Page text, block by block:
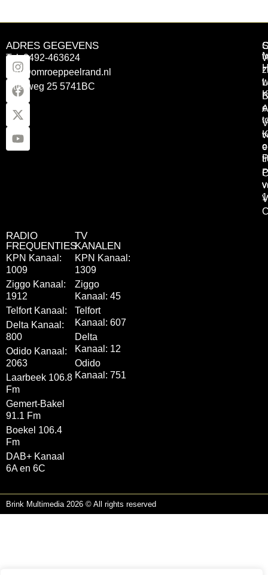
ADRES GEGEVENS
Tel: 0492-463624
info@omroeppeelrand.nl
Otterweg 25 5741BC
RADIO
FREQUENTIES
KPN Kanaal:
1009
Ziggo Kanaal:
1912
Telfort Kanaal:
Delta Kanaal:
800
Odido Kanaal:
2063
Laarbeek 106.8
Fm
Gemert-Bakel
91.1 Fm
Boekel 106.4
Fm
DAB+ Kanaal
6A en 6C
TV
KANALEN
KPN Kanaal:
1309
Ziggo
Kanaal: 45
Telfort
Kanaal: 607
Delta
Kanaal: 12
Odido
Kanaal: 751
Brink Multimedia 2026 © All rights reserved